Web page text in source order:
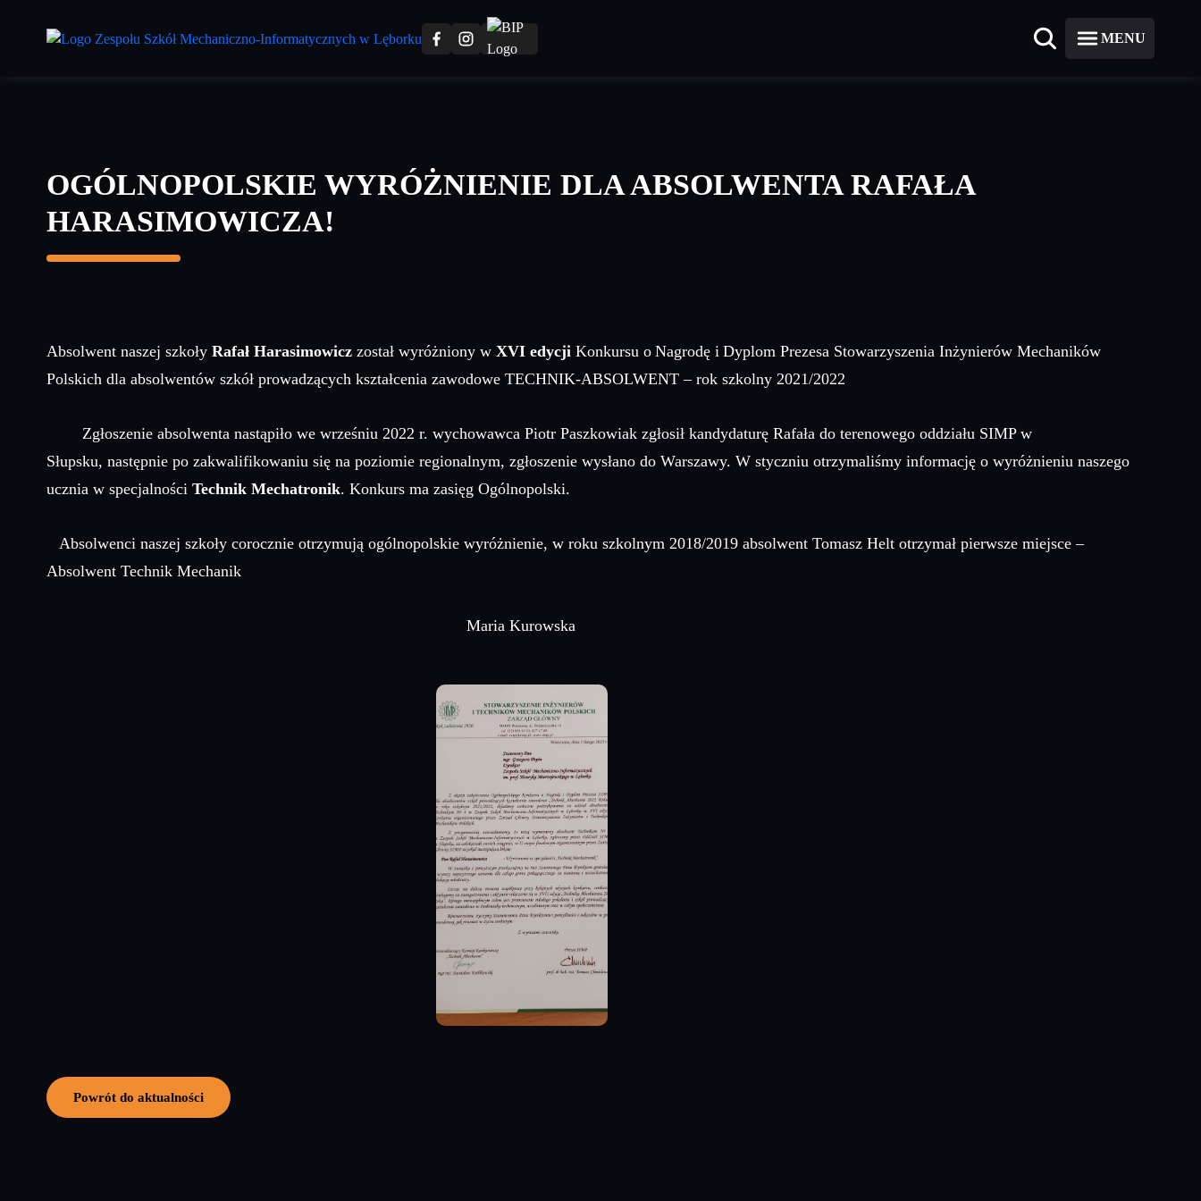
MENU
OGÓLNOPOLSKIE WYRÓŻNIENIE DLA ABSOLWENTA RAFAŁA
HARASIMOWICZA!
Absolwent naszej szkoły Rafał Harasimowicz został wyróżniony w XVI edycji Konkursu o Nagrodę i Dyplom Prezesa Stowarzyszenia Inżynierów Mechaników
Polskich dla absolwentów szkół prowadzących kształcenia zawodowe TECHNIK-ABSOLWENT – rok szkolny 2021/2022
Zgłoszenie absolwenta nastąpiło we wrześniu 2022 r. wychowawca Piotr Paszkowiak zgłosił kandydaturę Rafała do terenowego oddziału SIMP w
Słupsku, następnie po zakwalifikowaniu się na poziomie regionalnym, zgłoszenie wysłano do Warszawy. W styczniu otrzymaliśmy informację o wyróżnieniu naszego
ucznia w specjalności Technik Mechatronik. Konkurs ma zasięg Ogólnopolski.
Absolwenci naszej szkoły corocznie otrzymują ogólnopolskie wyróżnienie, w roku szkolnym 2018/2019 absolwent Tomasz Helt otrzymał pierwsze miejsce –
Absolwent Technik Mechanik
Maria Kurowska
Powrót do aktualności